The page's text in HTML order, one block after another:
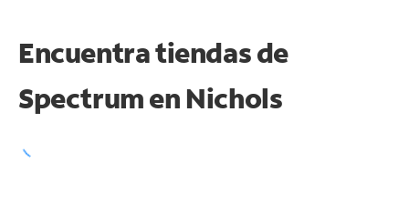
Encuentra tiendas de
Spectrum en Nichols